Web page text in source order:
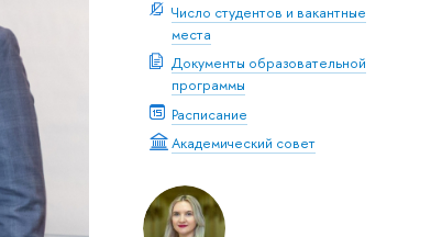
Число студентов и вакантные
места
Документы образовательной
программы
Расписание
Академический совет